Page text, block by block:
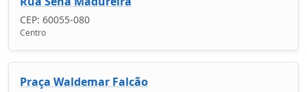
CEP: 60055-080
Centro
Praça Waldemar Falcão